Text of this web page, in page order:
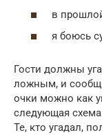
в
я боюсь
Гости должны
ложным, и
очки можно как
следующая
Те, кто угадал,